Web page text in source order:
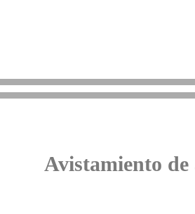
Avistamiento de